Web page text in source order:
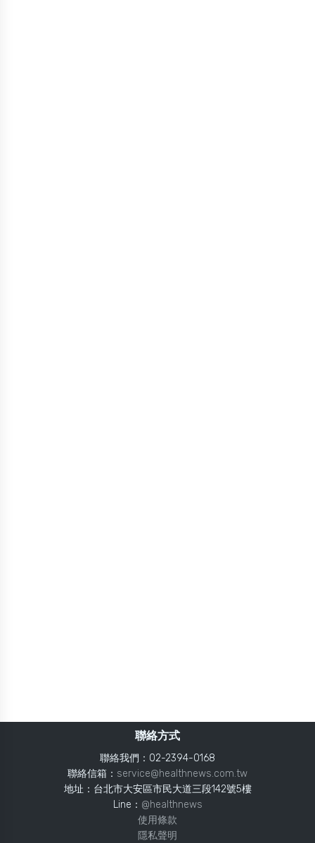
聯絡方式
聯絡我們：02-2394-0168
聯絡信箱： service@healthnews.com.tw
地址：台北市大安區市民大道三段142號5樓
Line： @healthnews
使用條款
隱私聲明